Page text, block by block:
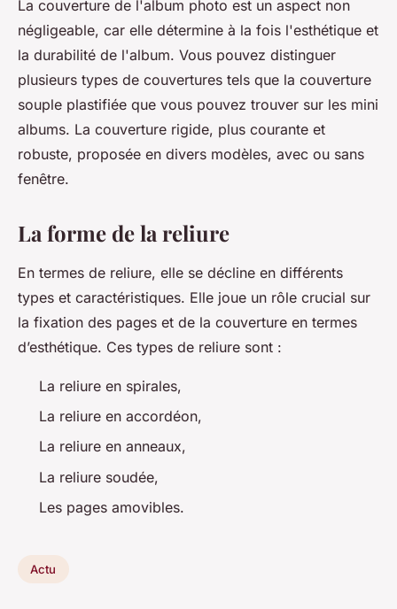
La couverture de l'album photo est un aspect non
négligeable, car elle détermine à la fois l'esthétique et
la durabilité de l'album. Vous pouvez distinguer
plusieurs types de couvertures tels que la couverture
souple plastifiée que vous pouvez trouver sur les mini
albums. La couverture rigide, plus courante et
robuste, proposée en divers modèles, avec ou sans
fenêtre.
La forme de la reliure
En termes de reliure, elle se décline en différents
types et caractéristiques. Elle joue un rôle crucial sur
la fixation des pages et de la couverture en termes
d’esthétique. Ces types de reliure sont :
La reliure en spirales,
La reliure en accordéon,
La reliure en anneaux,
La reliure soudée,
Les pages amovibles.
Actu